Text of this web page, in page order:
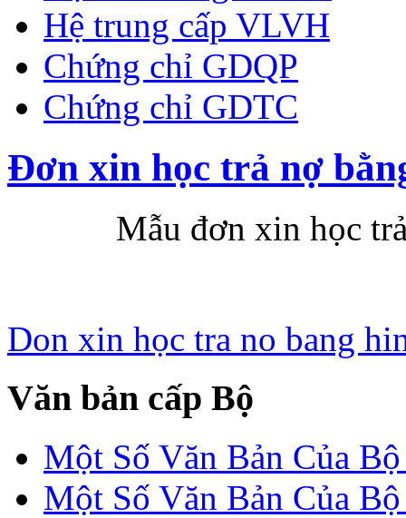
Hệ trung cấp VLVH
Chứng chỉ GDQP
Chứng chỉ GDTC
Đơn xin học trả nợ
Mẫu đơn xin học trả
Don xin học tra no bang
Văn bản cấp Bộ
Một Số Văn Bản Của
Một Số Văn Bản Của